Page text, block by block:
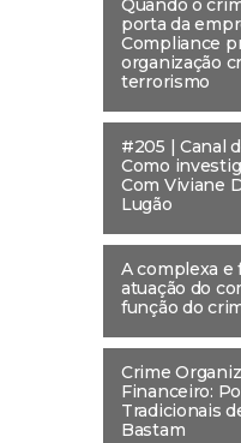
Quando o
porta da
Compliance
organização
terrorismo
#205 | Canal
Como
Com Viviane
Lugão
A complexa
atuação do
função do
Crime
Financeiro:
Tradicionais
Bastam